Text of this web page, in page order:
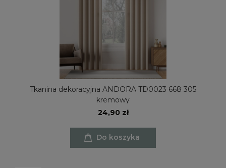
Tkanina dekoracyjna ANDORA TD0023 668 305
kremowy
24,90 zł
Do koszyka